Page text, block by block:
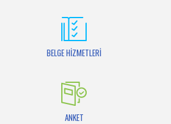
BELGE HİZMETLERİ
ANKET